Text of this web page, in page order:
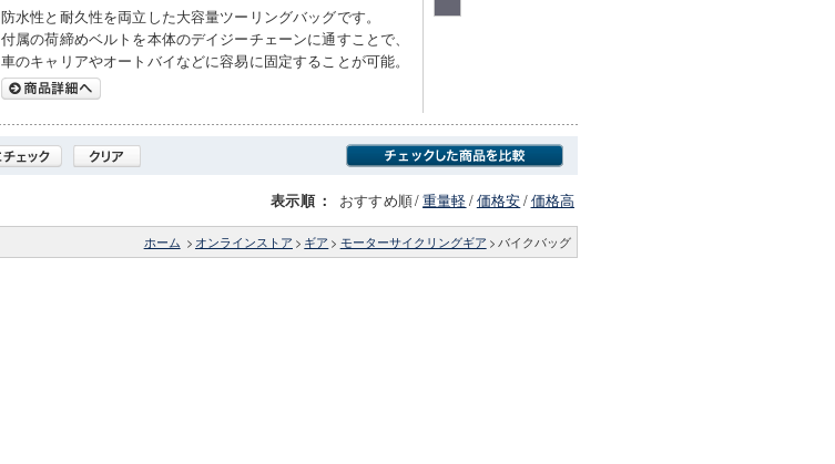
防水性と耐久性を両立した大容量ツーリングバッグです。
付属の荷締めベルトを本体のデイジーチェーンに通すことで、
車のキャリアやオートバイなどに容易に固定することが可能。
表示順 ： おすすめ順/重量軽/価格安/価格高
ホーム > オンラインストア > ギア > モーターサイクリングギア > バイクバッグ